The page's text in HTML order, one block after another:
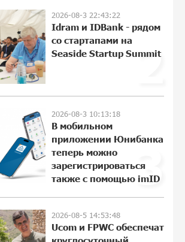
Если Израиль использует тему
Геноцида армян против Эрдогана, то
что для него значит сам Геноцид?
ВТБ (Армения): вклад «Стабильный» —
мобильном приложении
17:16:48 30-07-2026
Платформа Rate.Trading на Seaside
Startup Summit: IDBank представил
2
2026-08-3 22:43:22
Idram и IDBank - рядом
со стартапами на
Seaside Startup Summit
3
2026-08-3 10:13:18
В мобильном
приложении Юнибанка
теперь можно
зарегистрироваться
также с помощью imID
2026-08-5 14:53:48
Ucom и FPWC обеспечат